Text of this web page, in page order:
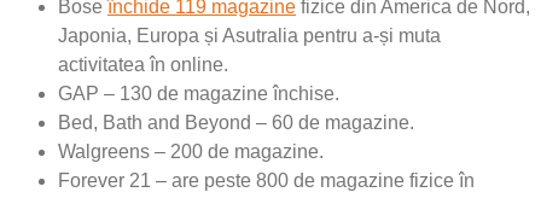
Boseînchide 119 magazine fizice din America de Nord,
Japonia, Europa și Asutralia pentru a-și muta
activitatea în online.
GAP – 130 de magazine închise.
Bed, Bath and Beyond – 60 de magazine.
Walgreens – 200 de magazine.
Forever 21 – are peste 800 de magazine fizice în